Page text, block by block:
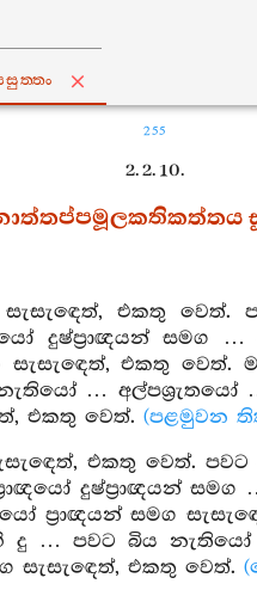
255
2. 2. 10.
එකතු
දුෂ්ප්‍රාඥයන්
සැසැඳෙත්, එකතු
… අල්පශ්‍රැතයෝ
එකතු වෙත්. (පළමුවන
එකතු වෙත්.
දුෂ්ප්‍රාඥයන්
ප්‍රාඥයන් සමග
දු … පවට බිය
සැසැඳෙත්, එකතු වෙත්.